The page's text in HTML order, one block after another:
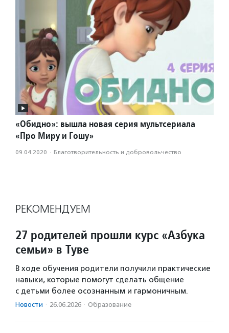
«Обидно»: вышла новая серия мультсериала
«Про Миру и Гошу»
09.04.2020 · Благотвори­тель­ность и доброволь­чест­во
РЕКОМЕНДУЕМ
27 родителей прошли курс «Азбука
семьи» в Туве
В ходе обучения родители получили практические
навыки, которые помогут сделать общение
с детьми более осознанным и гармоничным.
Новости · 26.06.2026 · Образование